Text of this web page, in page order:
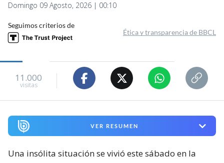
Domingo 09 Agosto, 2026 | 00:10
Seguimos criterios de
Ética y transparencia de BBCL
11.000
visitas
VER RESUMEN
Una insólita situación se vivió este sábado en la